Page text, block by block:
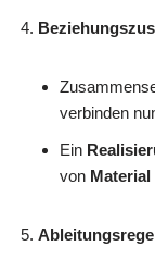
verbinden
Ein
von Material